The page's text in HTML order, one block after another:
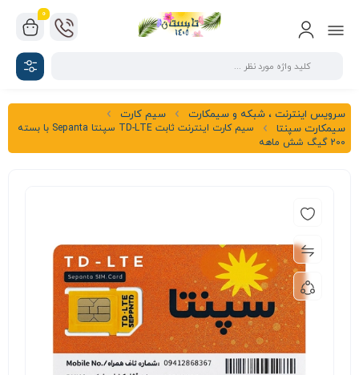
0
سرویس اینترنت ، شبکه و سیمکارت
سیم کارت
سیمکارت سپنتا
سیم کارت اینترنت ثابت TD-LTE سپنتا Sepanta با بسته
200 گیگ شش ماهه